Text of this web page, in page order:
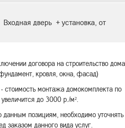
Входная дверь + установка, от
договора на строительство дома
кровля, окна, фасад)
стоимость монтажа домокомплекта по
до 3000 р./м².
данным позициям, необходимо уточнять
заказом данного вида услуг.